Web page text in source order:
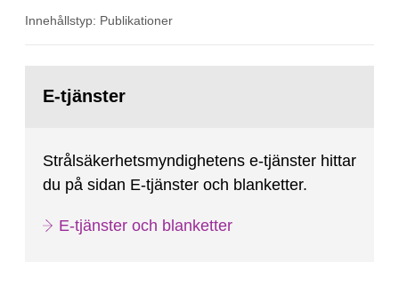
Innehållstyp: Publikationer
sida:E-tjänster
Strålsäkerhetsmyndighetens e-tjänster hittar
du på sidan E-tjänster och blanketter.
E-tjänster och blanketter